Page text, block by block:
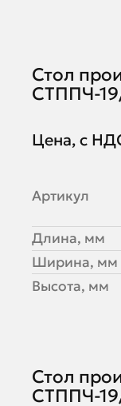
Стол
СТППЧ-
Цена, с
Артикул
Длина, мм
Ширина, мм
Высота, мм
Стол
СТППЧ-